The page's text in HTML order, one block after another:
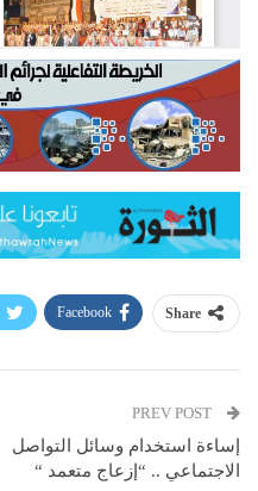
Share
Facebook
إساءة استخدام وسائل التواصل
الاجتماعي .. “إزعاج متعمد “